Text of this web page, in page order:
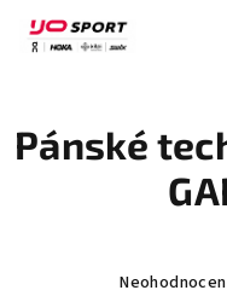
obsah
Pánské
Průměrné